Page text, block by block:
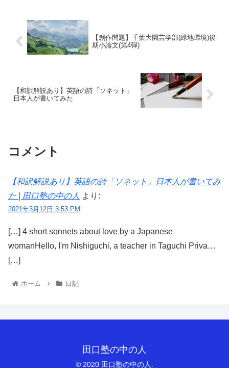
【創作問題】千葉大園芸学部(緑地環境)後
期小論文(第4弾)
【和訳解説あり】英語の詩「ソネット」
日本人が書いてみた
コメント
【和訳解説あり】英語の詩「ソネット」日本人が書いてみ
た | 田口塾の中の人 より:
2021年3月12日 3:53 PM
[…] 4 short sonnets about love by a Japanese
womanHello, I'm Nishiguchi, a teacher in Taguchi Priva…
[…]
ホーム 日記
田口塾の中の人
© 2020 田口塾の中の人.